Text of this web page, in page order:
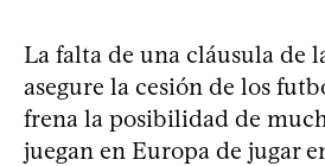
La falta de una cláusula de
asegure la cesión de los
frena la posibilidad de
juegan en Europa de jugar